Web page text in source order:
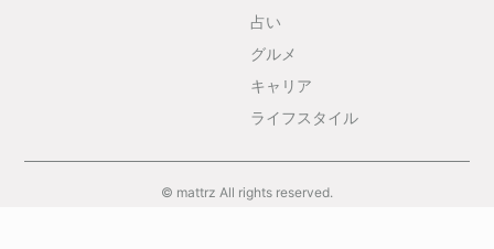
占い
グルメ
キャリア
ライフスタイル
© mattrz All rights reserved.